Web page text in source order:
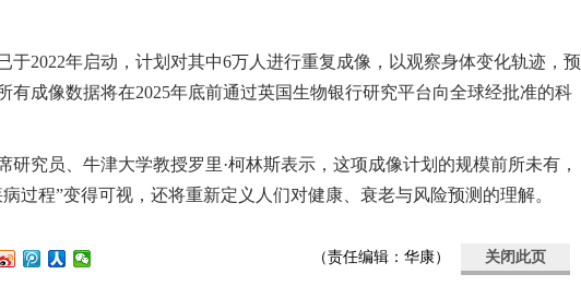
于2022年启动，计划对其中6万人进行重复成像，以观察身体变化轨迹，预
有成像数据将在2025年底前通过英国生物银行研究平台向全球经批准的科
研究员、牛津大学教授罗里·柯林斯表示，这项成像计划的规模前所未有，
过程”变得可视，还将重新定义人们对健康、衰老与风险预测的理解。
关闭此页
（责任编辑：华康）